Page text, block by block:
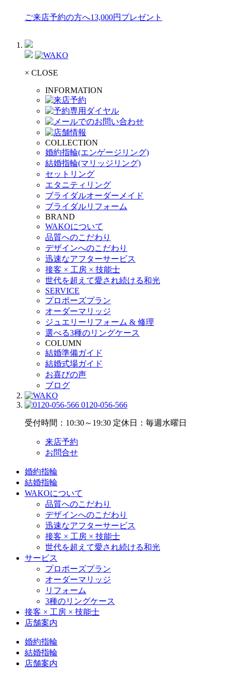
ご来店予約の方へ13,000円プレゼント
× CLOSE
INFORMATION
COLLECTION
婚約指輪(エンゲージリング)
結婚指輪(マリッジリング)
セットリング
エタニティリング
ブライダルオーダーメイド
ブライダルリフォーム
BRAND
WAKOについて
品質へのこだわり
デザインへのこだわり
迅速なアフターサービス
接客 × 工房 × 技能士
世代を超えて愛され続ける和光
SERVICE
プロポーズプラン
オーダーマリッジ
ジュエリーリフォーム & 修理
選べる3種のリングケース
COLUMN
結婚準備ガイド
結婚式場ガイド
お喜びの声
ブログ
0120-056-566
受付時間：10:30～19:30 定休日：毎週水曜日
来店予約
お問合せ
婚約指輪
結婚指輪
WAKOについて
品質へのこだわり
デザインへのこだわり
迅速なアフターサービス
接客 × 工房 × 技能士
世代を超えて愛され続ける和光
サービス
プロポーズプラン
オーダーマリッジ
リフォーム
3種のリングケース
接客 × 工房 × 技能士
店舗案内
婚約指輪
結婚指輪
店舗案内